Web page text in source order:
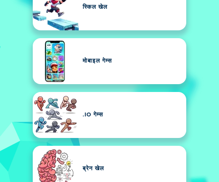
स्किल खेल
मोबाइल गेम्स
.IO गेम्स
ब्रेन खेल